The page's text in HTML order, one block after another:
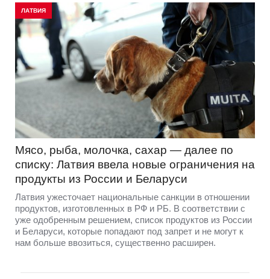
ЛАТВИЯ
Мясо, рыба, молочка, сахар — далее по
списку: Латвия ввела новые ограничения на
продукты из России и Беларуси
Латвия ужесточает национальные санкции в отношении
продуктов, изготовленных в РФ и РБ. В соответствии с
уже одобренным решением, список продуктов из России
и Беларуси, которые попадают под запрет и не могут к
нам больше ввозиться, существенно расширен.